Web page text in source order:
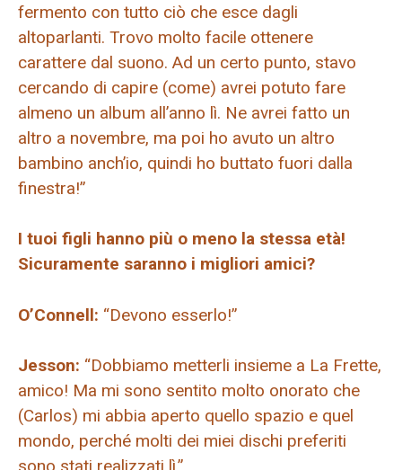
fermento con tutto ciò che esce dagli
altoparlanti. Trovo molto facile ottenere
carattere dal suono. Ad un certo punto, stavo
cercando di capire (come) avrei potuto fare
almeno un album all’anno lì. Ne avrei fatto un
altro a novembre, ma poi ho avuto un altro
bambino anch’io, quindi ho buttato fuori dalla
finestra!”
I tuoi figli hanno più o meno la stessa età!
Sicuramente saranno i migliori amici?
O’Connell: “Devono esserlo!”
Jesson: “Dobbiamo metterli insieme a La Frette,
amico! Ma mi sono sentito molto onorato che
(Carlos) mi abbia aperto quello spazio e quel
mondo, perché molti dei miei dischi preferiti